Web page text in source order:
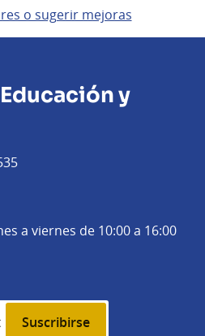
o sugerir mejoras
y
a viernes de 10:00 a 16:00